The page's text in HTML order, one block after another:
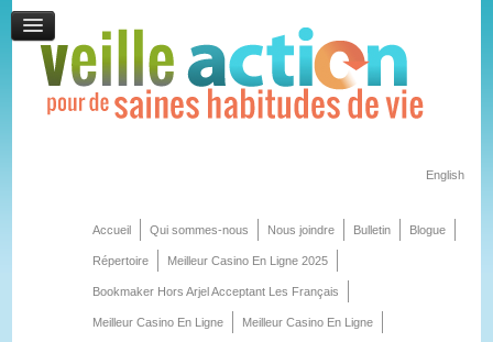
English
Accueil Qui sommes-nous Nous joindre Bulletin Blogue
Répertoire Meilleur Casino En Ligne 2025
Bookmaker Hors Arjel Acceptant Les Français
Meilleur Casino En Ligne Meilleur Casino En Ligne